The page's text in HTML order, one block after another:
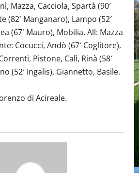
Mazza, Cacciola, Spartà (90′
(82′ Manganaro), Lampo (52′
(67′ Mauro), Mobilia. All: Mazza
Cocucci, Andò (67′ Coglitore),
Pistone, Calì, Rinà (58′
(52′ Ingalis), Giannetto, Basile.
di Acireale.